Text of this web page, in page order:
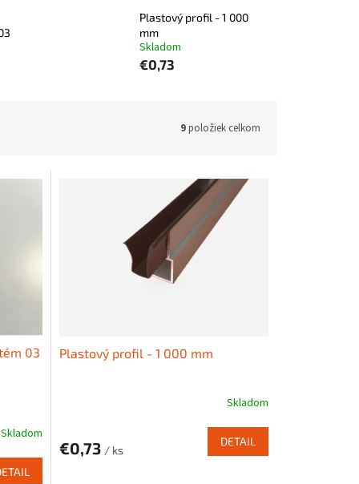
Plastový profil - 1 000
mm
Skladom
€0,73
9položiek celkom
03
Skladom
Plastový profil - 1 000 mm
Skladom
€0,73 / ks
DETAIL